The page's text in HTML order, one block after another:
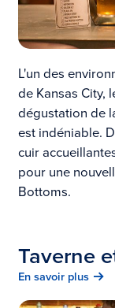
L'un des
de Kansas City,
dégustation de
est indéniable.
cuir
pour une
Bottoms.
Taverne
En savoir plus